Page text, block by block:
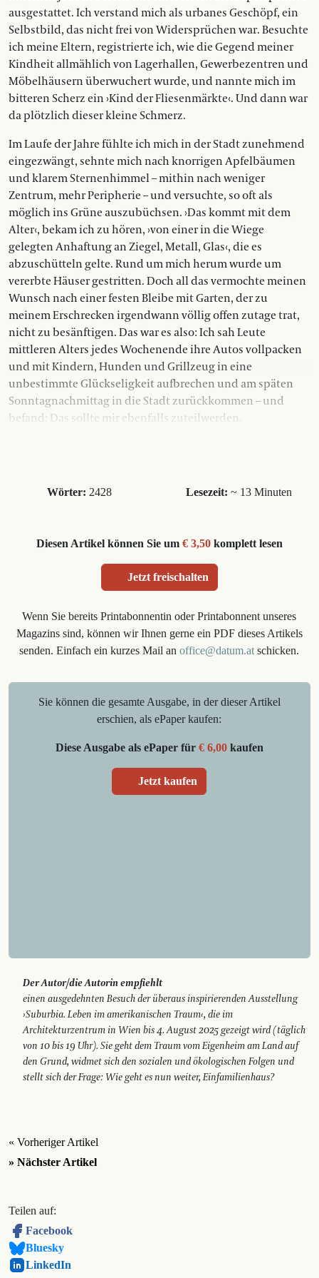
ausgestattet. Ich verstand mich als urbanes Geschöpf, ein
Selbstbild, das nicht frei von Widersprüchen war. Besuchte
ich meine Eltern, registrierte ich, wie die Gegend meiner
Kindheit allmählich von Lagerhallen, Gewerbezentren und
Möbelhäusern überwuchert wurde, und nannte mich im
bitteren Scherz ein ›Kind der Fliesenmärkte‹. Und dann war
da plötzlich dieser kleine Schmerz.
Im Laufe der Jahre fühlte ich mich in der Stadt zunehmend
eingezwängt, sehnte mich nach knorrigen Apfelbäumen
und klarem Sternenhimmel – mithin nach weniger
Zentrum, mehr Peripherie – und versuchte, so oft als
möglich ins Grüne auszubüchsen. ›Das kommt mit dem
Alter‹, bekam ich zu hören, ›von einer in die Wiege
gelegten Anhaftung an Ziegel, ­Metall, Glas‹, die es
abzuschütteln gelte. Rund um mich herum wurde um
vererbte Häuser gestritten. Doch all das vermochte meinen
Wunsch nach einer festen Bleibe mit Garten, der zu
meinem Erschrecken irgendwann völlig offen zutage trat,
nicht zu besänftigen. Das war es also: Ich sah Leute
mittleren Alters jedes Wochenende ihre Autos vollpacken
und mit Kindern, Hunden und Grillzeug in eine
unbestimmte Glückseligkeit aufbrechen und am späten
Sonntagnachmittag in die Stadt zurückkommen – und
befand: Das sollte mir ebenfalls zuteilwerden.
Wörter: 2428 Lesezeit: ~ 13 Minuten
Diesen Artikel können Sie um € 3,50komplett lesen
Jetzt freischalten
Wenn Sie bereits Printabonnentin oder Printabonnent unseres
Magazins sind, können wir Ihnen gerne ein PDF dieses Artikels
senden. Einfach ein kurzes Mail anoffice@datum.at schicken.
Sie können die gesamte Ausgabe, in der dieser Artikel
erschien, als ePaper kaufen:
Diese Ausgabe als ePaper für € 6,00kaufen
Jetzt kaufen
Der Autor/die Autorin empfiehlt
einen ausgedehnten Besuch der überaus inspirierenden Ausstellung
›Suburbia. Leben im amerikanischen Traum‹, die im
Architekturzentrum in Wien bis 4. August 2025 gezeigt wird (täglich
von 10 bis 19 Uhr). Sie geht dem Traum vom Eigenheim am Land auf
den Grund, widmet sich den sozialen und ökologischen Folgen und
stellt sich der Frage: Wie geht es nun weiter, Einfamilienhaus?
« Vorheriger Artikel
» Nächster Artikel
Teilen auf:
Facebook
Bluesky
LinkedIn